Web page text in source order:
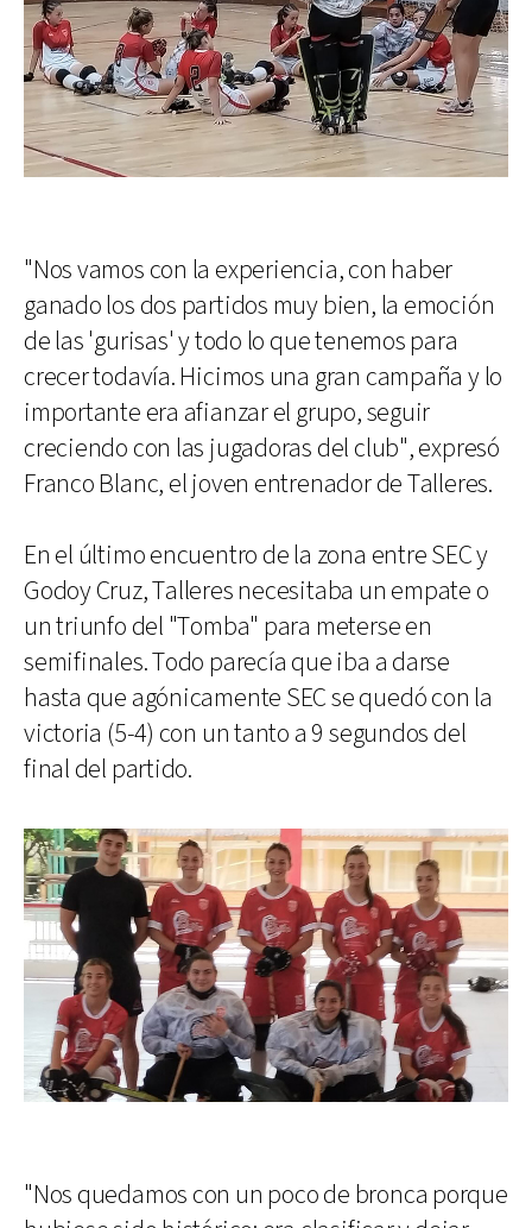
"Nos vamos con la experiencia, con haber
ganado los dos partidos muy bien, la emoción
de las 'gurisas' y todo lo que tenemos para
crecer todavía. Hicimos una gran campaña y lo
importante era afianzar el grupo, seguir
creciendo con las jugadoras del club", expresó
Franco Blanc, el joven entrenador de Talleres.
En el último encuentro de la zona entre SEC y
Godoy Cruz, Talleres necesitaba un empate o
un triunfo del "Tomba" para meterse en
semifinales. Todo parecía que iba a darse
hasta que agónicamente SEC se quedó con la
victoria (5-4) con un tanto a 9 segundos del
final del partido.
"Nos quedamos con un poco de bronca porque